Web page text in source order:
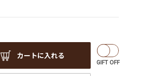
カートに入れる